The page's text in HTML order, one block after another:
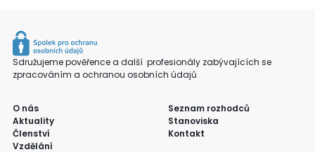
Sdružujeme pověřence a další profesionály zabývajících se
zpracováním a ochranou osobních údajů
O nás
Aktuality
Členství
Vzdělání
Seznam rozhodců
Stanoviska
Kontakt